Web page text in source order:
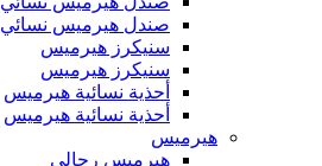
صندل هيرميس نسائي
سنيكرز هيرميس
سنيكرز هيرميس
أحذية نسائية هيرميس
أحذية نسائية هيرميس
هيرميس
هيرميس رجالي